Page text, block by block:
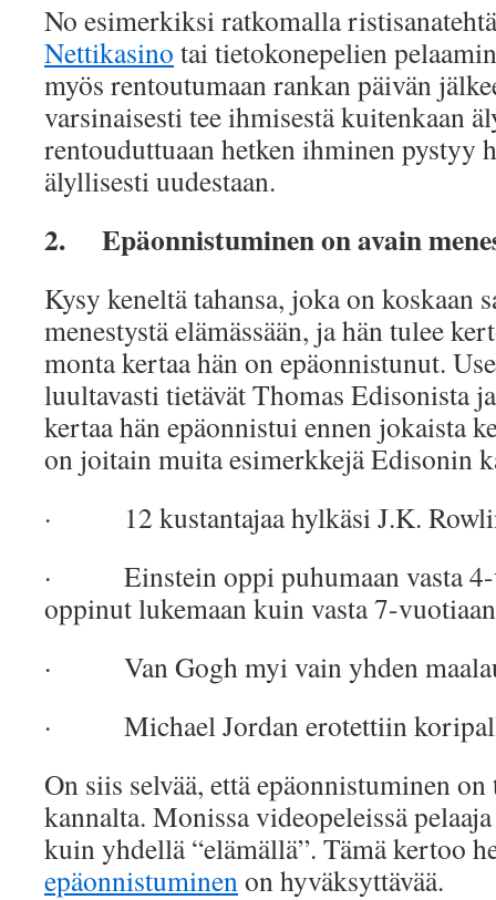
No esimerkiksi ratkomalla
Nettikasino tai tietokonepelien
myös rentoutumaan rankan päivän
varsinaisesti tee ihmisestä kuitenkaan
rentouduttuaan hetken ihminen pystyy
älyllisesti uudestaan.
2. Epäonnistuminen on avain
Kysy keneltä tahansa, joka on koskaan
menestystä elämässään, ja hän tulee
monta kertaa hän on epäonnistunut.
luultavasti tietävät Thomas Edisonista
kertaa hän epäonnistui ennen jokaista
on joitain muita esimerkkejä Edisonin
· 12 kustantajaa hylkäsi J.K.
· Einstein oppi puhumaan vasta 4-
oppinut lukemaan kuin vasta 7-
· Van Gogh myi vain yhden
· Michael Jordan erotettiin
On siis selvää, että epäonnistuminen
kannalta. Monissa videopeleissä
kuin yhdellä “elämällä”. Tämä kertoo
epäonnistuminenon hyväksyttävää.